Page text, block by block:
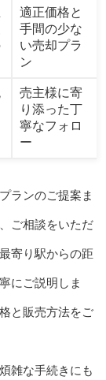
適正価格と
手間の少な
い売却プラ
ン
売主様に寄
り添った丁
寧なフォロ
ー
ランのご提案ま
ご相談をいただ
寄り駅からの距
にご説明しま
と販売方法をご
雑な手続きにも